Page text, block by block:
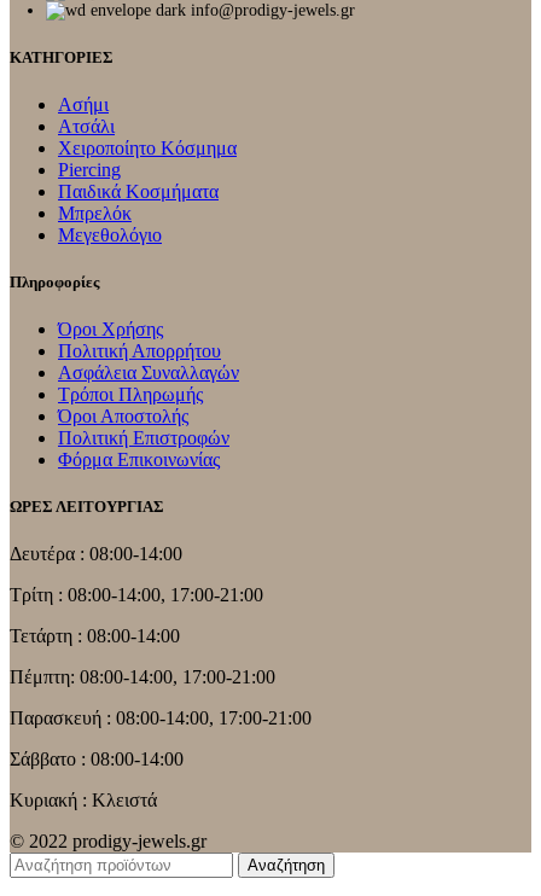
info@prodigy-jewels.gr
ΚΑΤΗΓΟΡΙΕΣ
Ασήμι
Ατσάλι
Χειροποίητο Κόσμημα
Piercing
Παιδικά Κοσμήματα
Μπρελόκ
Μεγεθολόγιο
Πληροφορίες
Όροι Χρήσης
Πολιτική Απορρήτου
Ασφάλεια Συναλλαγών
Τρόποι Πληρωμής
Όροι Αποστολής
Πολιτική Επιστροφών
Φόρμα Επικοινωνίας
ΩΡΕΣ ΛΕΙΤΟΥΡΓΙΑΣ
Δευτέρα : 08:00-14:00
Τρίτη : 08:00-14:00, 17:00-21:00
Τετάρτη : 08:00-14:00
Πέμπτη: 08:00-14:00, 17:00-21:00
Παρασκευή : 08:00-14:00, 17:00-21:00
Σάββατο : 08:00-14:00
Κυριακή : Κλειστά
© 2022 prodigy-jewels.gr
Αναζήτηση